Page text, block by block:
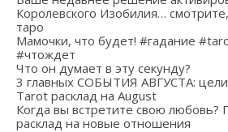
Королевского Изобилия…
таро
Мамочки, что будет! #гадание
#чтождет
Что он думает в эту секунду?
3 главных СОБЫТИЯ АВГУСТА:
Tarot расклад на August
Когда вы встретите свою любовь?
расклад на новые отношения